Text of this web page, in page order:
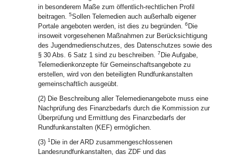
in besonderem Maße zum öffentlich-rechtlichen Profil
beitragen. 5Sollen Telemedien auch außerhalb eigener
Portale angeboten werden, ist dies zu begründen. 6 Die
insoweit vorgesehenen Maßnahmen zur Berücksichtigung
des Jugendmedienschutzes, des Datenschutzes sowie des
§ 30 Abs. 6 Satz 1 sind zu beschreiben. 7 Die Aufgabe,
Telemedienkonzepte für Gemeinschaftsangebote zu
erstellen, wird von den beteiligten Rundfunkanstalten
gemeinschaftlich ausgeübt.
(2) Die Beschreibung aller Telemedienangebote muss eine
Nachprüfung des Finanzbedarfs durch die Kommission zur
Überprüfung und Ermittlung des Finanzbedarfs der
Rundfunkanstalten (KEF) ermöglichen.
(3) 1 Die in der ARD zusammengeschlossenen
Landesrundfunkanstalten, das ZDF und das